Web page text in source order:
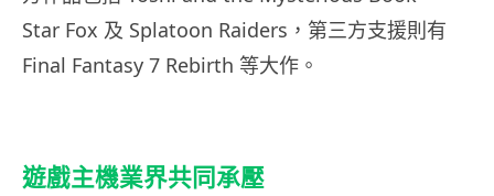
Star Fox 及 Splatoon Raiders，第三方支援則有
Final Fantasy 7 Rebirth 等大作。
遊戲主機業界共同承壓